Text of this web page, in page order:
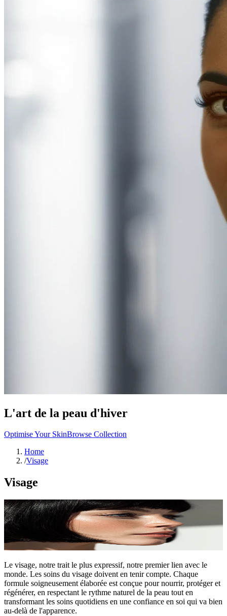
L'art de la peau d'hiver
Optimise Your SkinBrowse Collection
Home
/Visage
Visage
Le visage, notre trait le plus expressif, notre premier lien avec le
monde. Les soins du visage doivent en tenir compte. Chaque
formule soigneusement élaborée est conçue pour nourrir, protéger et
régénérer, en respectant le rythme naturel de la peau tout en
transformant les soins quotidiens en une confiance en soi qui va bien
au-delà de l'apparence.